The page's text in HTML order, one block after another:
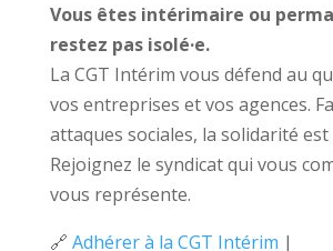
Vous êtes intérimaire ou
restez pas isolé·e.
La CGT Intérim vous défend au
vos entreprises et vos agences.
attaques sociales, la solidarité
Rejoignez le syndicat qui vous
vous représente.
🔗 Adhérer à la CGT Intérim |